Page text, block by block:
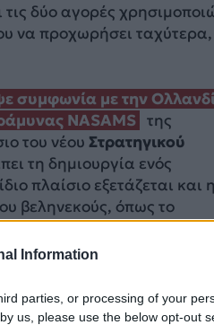
Information
parties, or processing of your
us, please use the below opt-out
δύο αγορές
να προχωρήσει ταχύτερα,
συμφωνία με την
NASAMS της
του νέου Στρατηγικού
τη δημιουργία ενός
πλαίσιο εξετάζεται και η
βεληνεκούς, όπως το
καιενός για το